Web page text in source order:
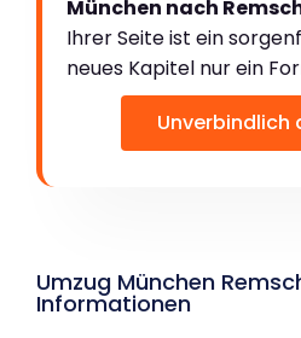
München nach
Ihrer Seite ist ein
neues Kapitel nur ein
Unverbindlich
Umzug München
Informationen